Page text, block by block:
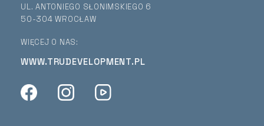
UL. ANTONIEGO SŁONIMSKIEGO 6
50-304 WROCŁAW
WIĘCEJ O NAS:
WWW.TRUDEVELOPMENT.PL